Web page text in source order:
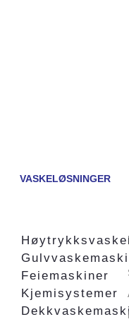
VASKELØSNINGER
Feiemaskiner
Kjemisystemer